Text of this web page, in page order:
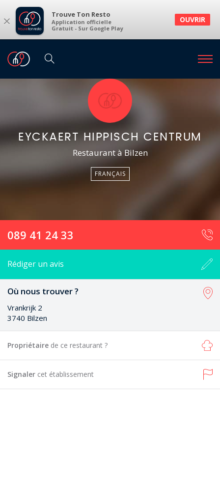
× Trouve Ton Resto
Application officielle
Gratuit - Sur Google Play
OUVRIR
EYCKAERT HIPPISCH CENTRUM
Restaurant à Bilzen
FRANÇAIS
089 41 24 33
Rédiger un avis
Où nous trouver ?
Vrankrijk 2
3740 Bilzen
Propriétaire de ce restaurant ?
Signaler cet établissement